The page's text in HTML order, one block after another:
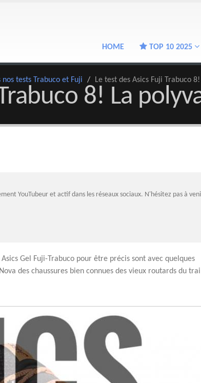
HOME TOP 10 2025
tests Trabuco et Fuji / Le test des Asics Fuji Trabuco
8! La
YouTubeur et actif dans les réseaux sociaux. N'hésitez pas à
Gel Fuji-Trabuco pour être précis sont avec quelques
des chaussures bien connues des vieux routards du